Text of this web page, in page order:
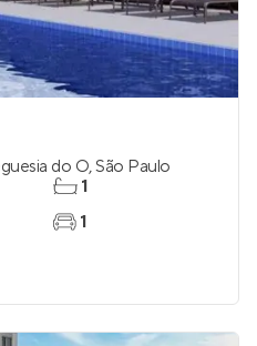
do Ó,São Paulo
1
1